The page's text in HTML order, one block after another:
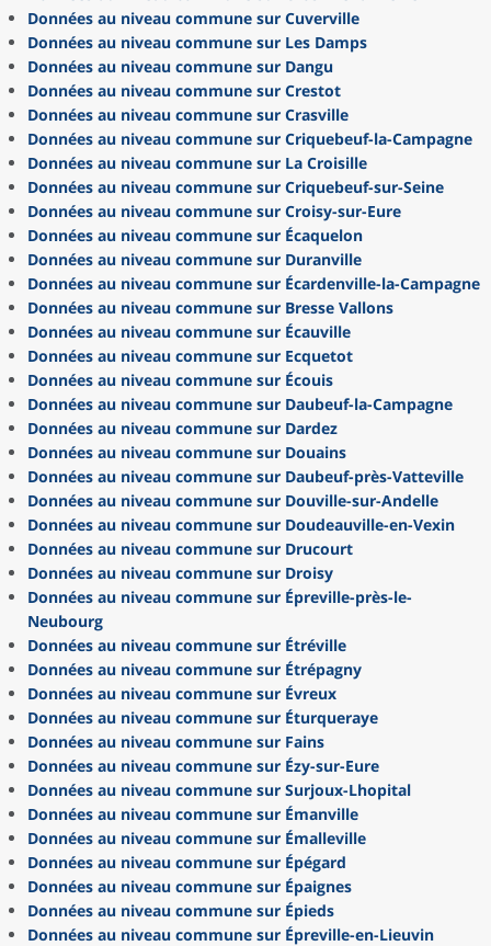
Données au niveau commune sur Cuverville
Données au niveau commune sur Les Damps
Données au niveau commune sur Dangu
Données au niveau commune sur Crestot
Données au niveau commune sur Crasville
Données au niveau commune sur Criquebeuf-la-Campagne
Données au niveau commune sur La Croisille
Données au niveau commune sur Criquebeuf-sur-Seine
Données au niveau commune sur Croisy-sur-Eure
Données au niveau commune sur Écaquelon
Données au niveau commune sur Duranville
Données au niveau commune sur Écardenville-la-Campagne
Données au niveau commune sur Bresse Vallons
Données au niveau commune sur Écauville
Données au niveau commune sur Ecquetot
Données au niveau commune sur Écouis
Données au niveau commune sur Daubeuf-la-Campagne
Données au niveau commune sur Dardez
Données au niveau commune sur Douains
Données au niveau commune sur Daubeuf-près-Vatteville
Données au niveau commune sur Douville-sur-Andelle
Données au niveau commune sur Doudeauville-en-Vexin
Données au niveau commune sur Drucourt
Données au niveau commune sur Droisy
Données au niveau commune sur Épreville-près-le-
Neubourg
Données au niveau commune sur Étréville
Données au niveau commune sur Étrépagny
Données au niveau commune sur Évreux
Données au niveau commune sur Éturqueraye
Données au niveau commune sur Fains
Données au niveau commune sur Ézy-sur-Eure
Données au niveau commune sur Surjoux-Lhopital
Données au niveau commune sur Émanville
Données au niveau commune sur Émalleville
Données au niveau commune sur Épégard
Données au niveau commune sur Épaignes
Données au niveau commune sur Épieds
Données au niveau commune sur Épreville-en-Lieuvin